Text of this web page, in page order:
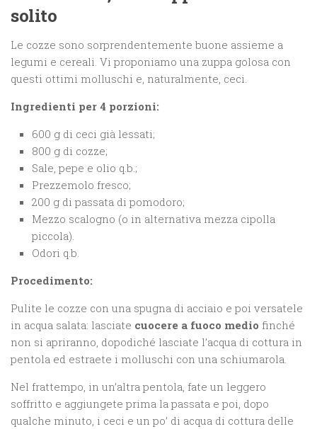
solito
Le cozze sono sorprendentemente buone assieme a
legumi e cereali. Vi proponiamo una zuppa golosa con
questi ottimi molluschi e, naturalmente, ceci.
Ingredienti per 4 porzioni:
600 g di ceci già lessati;
800 g di cozze;
Sale, pepe e olio q.b.;
Prezzemolo fresco;
200 g di passata di pomodoro;
Mezzo scalogno (o in alternativa mezza cipolla
piccola).
Odori q.b.
Procedimento:
Pulite le cozze con una spugna di acciaio e poi versatele
in acqua salata: lasciate cuocere a fuoco medio finché
non si apriranno, dopodiché lasciate l’acqua di cottura in
pentola ed estraete i molluschi con una schiumarola.
Nel frattempo, in un’altra pentola, fate un leggero
soffritto e aggiungete prima la passata e poi, dopo
qualche minuto, i ceci e un po’ di acqua di cottura delle